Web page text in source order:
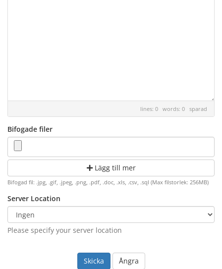
lines: 0 words: 0 sparad
Bifogade filer
Lägg till mer
Bifogad fil: .jpg, .gif, .jpeg, .png, .pdf, .doc, .xls, .csv, .sql (Max filstorlek: 256MB)
Server Location
Please specify your server location
Ångra